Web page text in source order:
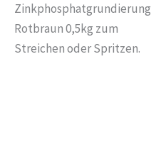
Zinkphosphatgrundierung
Rotbraun 0,5kg zum
Streichen oder Spritzen.